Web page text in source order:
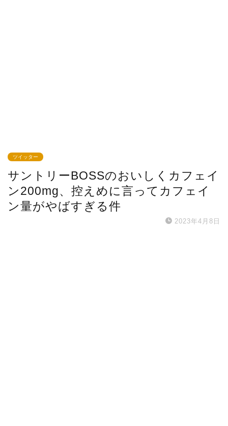
ツイッター
サントリーBOSSのおいしくカフェイ
ン200mg、控えめに言ってカフェイ
ン量がやばすぎる件
2023年4月8日